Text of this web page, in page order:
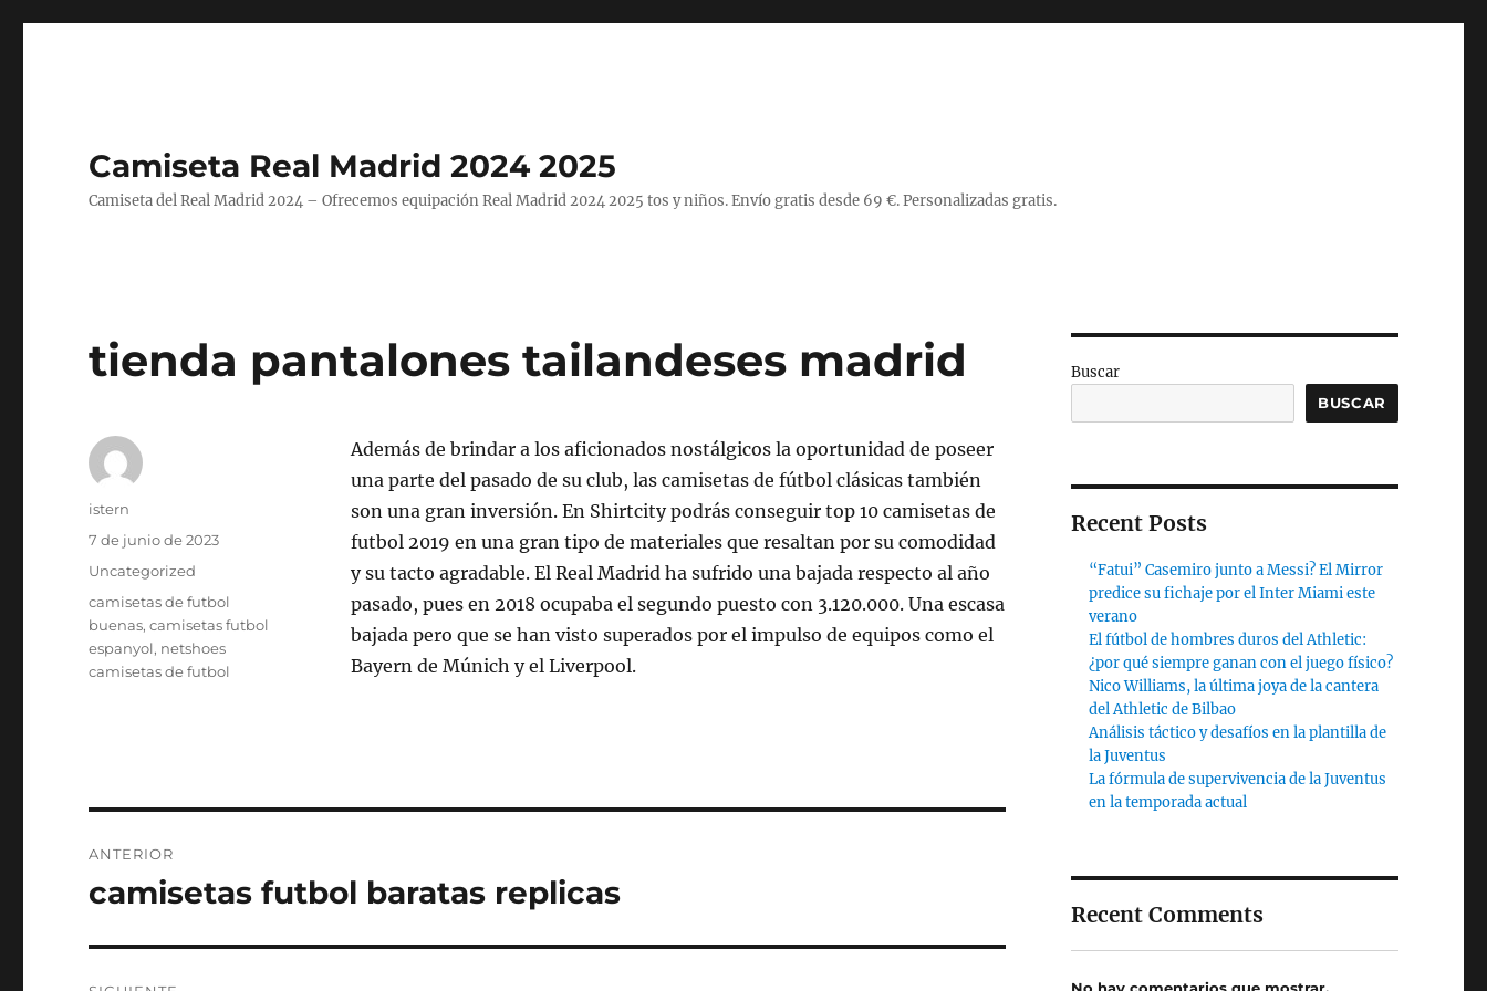
Camiseta Real Madrid 2024 2025
Camiseta del Real Madrid 2024 – Ofrecemos equipación Real Madrid 2024 2025 tos y niños. Envío gratis desde 69 €. Personalizadas gratis.
tienda pantalones tailandeses madrid
Además de brindar a los aficionados nostálgicos la oportunidad de poseer
una parte del pasado de su club, las camisetas de fútbol clásicas también
son una gran inversión. En Shirtcity podrás conseguir top 10 camisetas de
futbol 2019 en una gran tipo de materiales que resaltan por su comodidad
y su tacto agradable. El Real Madrid ha sufrido una bajada respecto al año
pasado, pues en 2018 ocupaba el segundo puesto con 3.120.000. Una escasa
bajada pero que se han visto superados por el impulso de equipos como el
Bayern de Múnich y el Liverpool.
Autor
istern
Publicado
7 de junio de 2023
Categorías
Uncategorized
Etiquetas
camisetas de futbol
buenas,camisetas futbol
espanyol, netshoes
camisetas de futbol
de
ANTERIOR
Entrada
camisetas futbol baratas replicas
Buscar
BUSCAR
Recent Posts
“Fatui” Casemiro junto a Messi? El Mirror
predice su fichaje por el Inter Miami este
verano
El fútbol de hombres duros del Athletic:
¿por qué siempre ganan con el juego físico?
Nico Williams, la última joya de la cantera
del Athletic de Bilbao
Análisis táctico y desafíos en la plantilla de
la Juventus
La fórmula de supervivencia de la Juventus
en la temporada actual
Recent Comments
No hay comentarios que mostrar.